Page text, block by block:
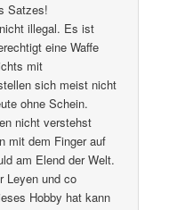
Satzes!
illegal. Es ist
eine Waffe
mit
sich meist nicht
ohne Schein.
nicht verstehst
mit dem Finger auf
am Elend der Welt.
Leyen und co
Hobby hat kann